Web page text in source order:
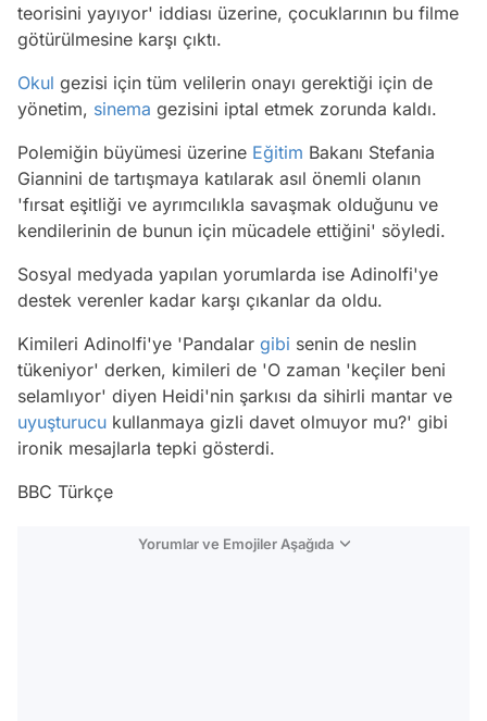
teorisini yayıyor' iddiası üzerine, çocuklarının bu filme
götürülmesine karşı çıktı.
Okul gezisi için tüm velilerin onayı gerektiği için de
yönetim, sinema gezisini iptal etmek zorunda kaldı.
Polemiğin büyümesi üzerine Eğitim Bakanı Stefania
Giannini de tartışmaya katılarak asıl önemli olanın
'fırsat eşitliği ve ayrımcılıkla savaşmak olduğunu ve
kendilerinin de bunun için mücadele ettiğini' söyledi.
Sosyal medyada yapılan yorumlarda ise Adinolfi'ye
destek verenler kadar karşı çıkanlar da oldu.
Kimileri Adinolfi'ye 'Pandalar gibi senin de neslin
tükeniyor' derken, kimileri de 'O zaman 'keçiler beni
selamlıyor' diyen Heidi'nin şarkısı da sihirli mantar ve
uyuşturucu kullanmaya gizli davet olmuyor mu?' gibi
ironik mesajlarla tepki gösterdi.
BBC Türkçe
Yorumlar ve Emojiler Aşağıda